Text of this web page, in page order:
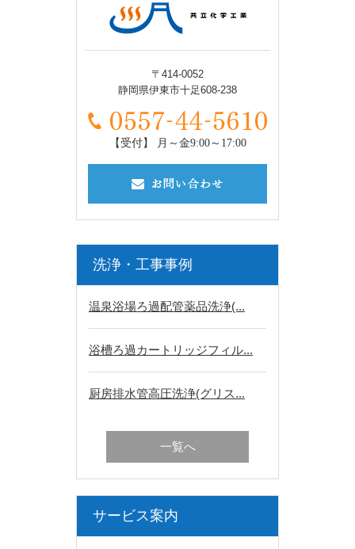
〒414-0052
静岡県伊東市十足608-238
【受付】 月～金9:00～17:00
洗浄・工事事例
温泉浴場ろ過配管薬品洗浄(...
浴槽ろ過カートリッジフィル...
厨房排水管高圧洗浄(グリス...
一覧へ
サービス案内